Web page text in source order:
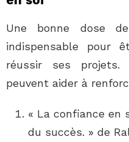
Une bonne dose
indispensable pour
réussir ses projets.
peuvent aider à
« La confiance en
du succès. » de